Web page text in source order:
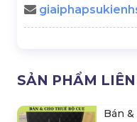
SẢN PHẨM
Bán